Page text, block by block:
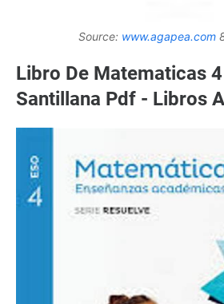
Source: www.agapea.com
Libro De Matematicas
Santillana Pdf - Libros